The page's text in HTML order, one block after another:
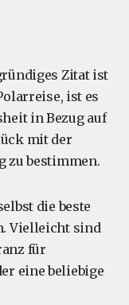
Zitat ist
ist es
in Bezug auf
mit der
zu bestimmen.
die beste
Vielleicht sind
für
eine beliebige